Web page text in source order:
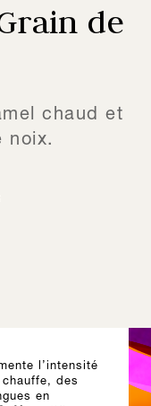
de
chaud et
noix.
l’intensité
des
en